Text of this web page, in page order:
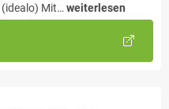
(idealo) Mit… weiterlesen